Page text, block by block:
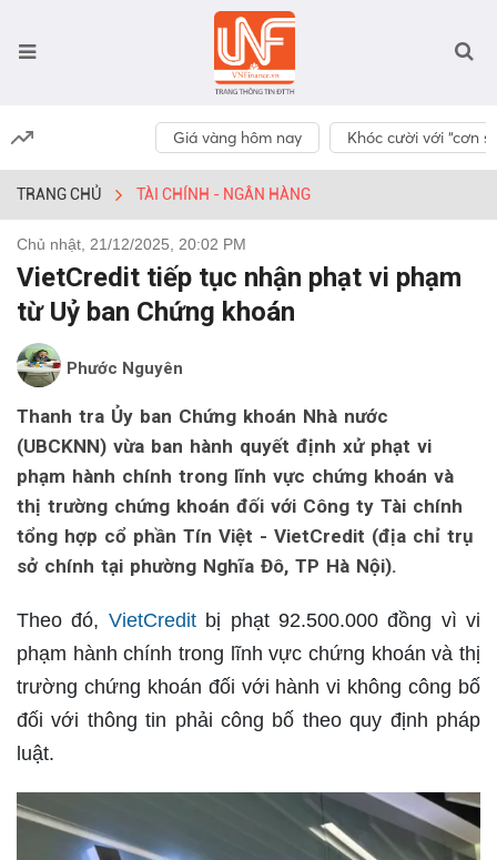
Giá vàng hôm nay Khóc cười với “cơn
TRANG CHỦ TÀI CHÍNH - NGÂN HÀNG
Chủ nhật, 21/12/2025, 20:02 PM
VietCredit tiếp tục nhận phạt vi phạm
từ Uỷ ban Chứng khoán
Phước Nguyên
Thanh tra Ủy ban Chứng khoán Nhà nước
(UBCKNN) vừa ban hành quyết định xử phạt vi
phạm hành chính trong lĩnh vực chứng khoán và
thị trường chứng khoán đối với Công ty Tài chính
tổng hợp cổ phần Tín Việt - VietCredit (địa chỉ trụ
sở chính tại phường Nghĩa Đô, TP Hà Nội).
Theo đó, VietCredit bị phạt 92.500.000 đồng vì vi
phạm hành chính trong lĩnh vực chứng khoán và thị
trường chứng khoán đối với hành vi không công bố
đối với thông tin phải công bố theo quy định pháp
luật.